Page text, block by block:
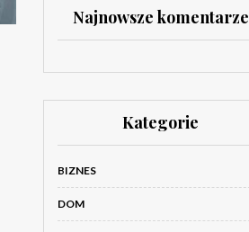
Najnowsze komentarze
Kategorie
BIZNES
DOM